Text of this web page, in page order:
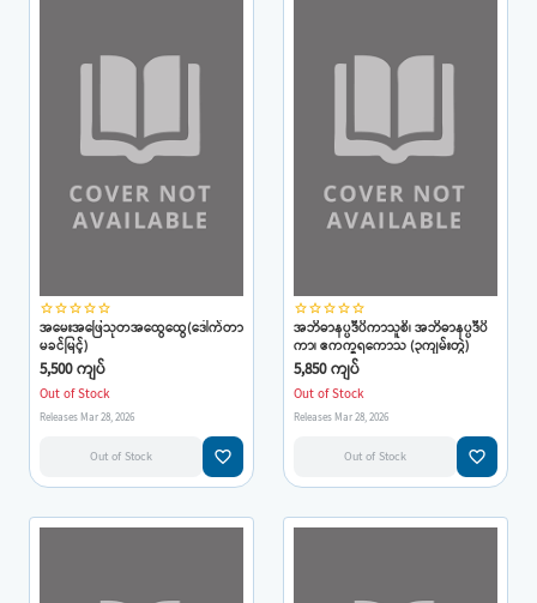
star_borderstar_borderstar_borderstar_borderstar_border
အမေးအဖြေသုတအထွေထွေ(ဒေါက်တာ
မခင်မြင့်)
5,500 ကျပ်
Out of Stock
Releases Mar 28, 2026
Out of Stock favorite_border
star_borderstar_borderstar_borderstar_borderstar_border
အဘိဓာနပ္ပဒီပိကာသူစိ၊ အဘိဓာနပ္ပဒီပိ
ကာ၊ ဧကက္ခရကောသ (၃ကျမ်းတွဲ)
5,850 ကျပ်
Out of Stock
Releases Mar 28, 2026
Out of Stock favorite_border